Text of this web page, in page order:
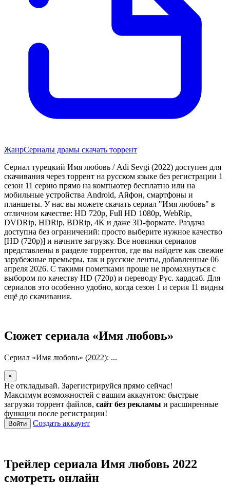
ЖанрСериалы драмы скачать торрент
Сериал турецкий Имя любовь / Adi Sevgi (2022) доступен для
скачивания через торрент на русском языке без регистрации 1
сезон 11 серию прямо на компьютер бесплатно или на
мобильные устройства Android, Айфон, смартфоны и
планшеты. У нас вы можете скачать сериал "Имя любовь" в
отличном качестве: HD 720p, Full HD 1080p, WebRip,
DVDRip, HDRip, BDRip, 4K и даже 3D-формате. Раздача
доступна без ограничений: просто выберите нужное качество
[HD (720p)] и начните загрузку. Все новинки сериалов
представлены в разделе торрентов, где вы найдете как свежие
зарубежные премьеры, так и русские ленты, добавленные 06
апреля 2026. С такими пометками проще не промахнуться с
выбором по качеству HD (720p) и переводу Рус. хардсаб. Для
сериалов это особенно удобно, когда сезон 1 и серия 11 видны
ещё до скачивания.
Сюжет сериала «Имя любовь»
Сериал «Имя любовь» (2022): ...
×
Не откладывай. Зарегистрируйся прямо сейчас!
Максимум возможностей с вашим аккаунтом: быстрые
загрузки торрент файлов, сайт без рекламы и расширенные
функции после регистрации!
Войти Создать аккаунт
Трейлер сериала Имя любовь 2022
смотреть онлайн